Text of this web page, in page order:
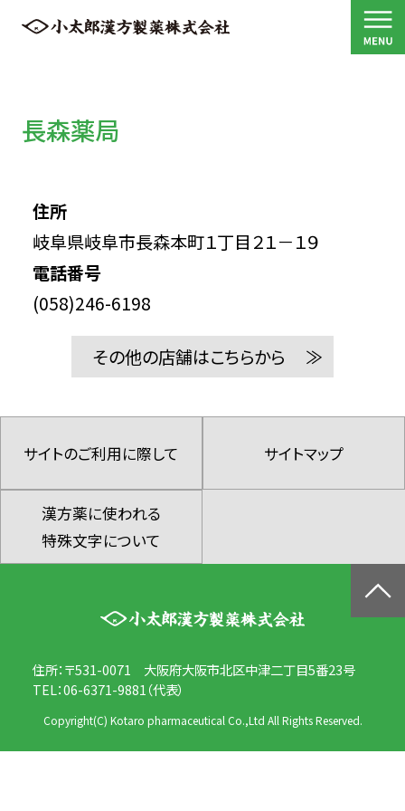
長森薬局
住所
岐阜県岐阜市長森本町１丁目２１－１９
電話番号
(058)246-6198
その他の店舗はこちらから
サイトのご利用に際して サイトマップ
漢方薬に使われる
特殊文字について
住所：〒531-0071 大阪府大阪市北区中津二丁目5番23号
TEL：06-6371-9881（代表）
Copyright(C) Kotaro pharmaceutical Co.,Ltd All Rights Reserved.